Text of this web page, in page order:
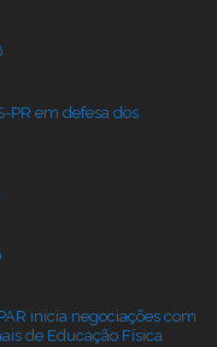
PR em defesa dos
inicia negociações com
de Educação Física